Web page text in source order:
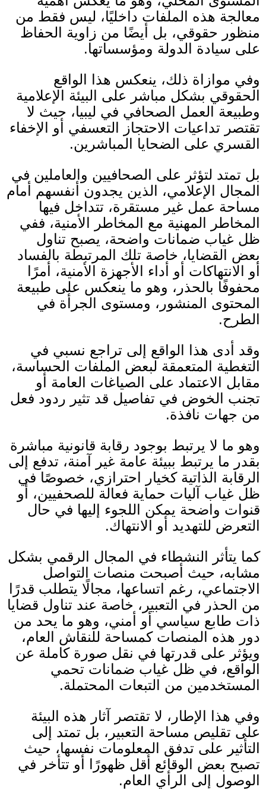
معالجة هذه الملفات داخليًا، ليس فقط من
منظور حقوقي، بل أيضًا من زاوية الحفاظ
على سيادة الدولة ومؤسساتها.
وفي موازاة ذلك، ينعكس هذا الواقع
الحقوقي بشكل مباشر على البيئة الإعلامية
وطبيعة العمل الصحافي في ليبيا، حيث لا
تقتصر تداعيات الاحتجاز التعسفي أو الإخفاء
القسري على الضحايا المباشرين.
بل تمتد لتؤثر على الصحافيين والعاملين في
المجال الإعلامي، الذين يجدون أنفسهم أمام
مساحة عمل غير مستقرة، تتداخل فيها
المخاطر المهنية مع المخاطر الأمنية، ففي
ظل غياب ضمانات واضحة، يصبح تناول
بعض القضايا، خاصة تلك المرتبطة بالفساد
أو الانتهاكات أو أداء الأجهزة الأمنية، أمرًا
محفوفًا بالحذر، وهو ما ينعكس على طبيعة
المحتوى المنشور، ومستوى الجرأة في
الطرح.
وقد أدى هذا الواقع إلى تراجع نسبي في
التغطية المتعمقة لبعض الملفات الحساسة،
مقابل الاعتماد على الصياغات العامة أو
تجنب الخوض في تفاصيل قد تثير ردود فعل
من جهات نافذة.
وهو ما لا يرتبط بوجود رقابة قانونية مباشرة
بقدر ما يرتبط ببيئة عامة غير آمنة، تدفع إلى
الرقابة الذاتية كخيار احترازي، خصوصًا في
ظل غياب آليات حماية فعالة للصحفيين، أو
قنوات واضحة يمكن اللجوء إليها في حال
التعرض للتهديد أو الانتهاك.
كما يتأثر النشطاء في المجال الرقمي بشكل
مشابه، حيث أصبحت منصات التواصل
الاجتماعي، رغم اتساعها، مجالًا يتطلب قدرًا
من الحذر في التعبير، خاصة عند تناول قضايا
ذات طابع سياسي أو أمني، وهو ما يحد من
دور هذه المنصات كمساحة للنقاش العام،
ويؤثر على قدرتها في نقل صورة كاملة عن
الواقع، في ظل غياب ضمانات تحمي
المستخدمين من التبعات المحتملة.
وفي هذا الإطار، لا تقتصر آثار هذه البيئة
على تقليص مساحة التعبير، بل تمتد إلى
التأثير على تدفق المعلومات نفسها، حيث
تصبح بعض الوقائع أقل ظهورًا أو تتأخر في
الوصول إلى الرأي العام.